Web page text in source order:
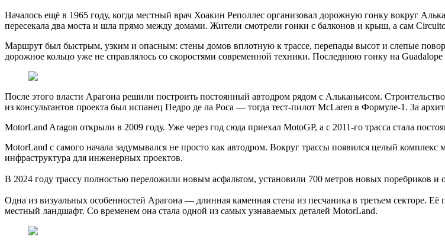
Началось ещё в 1965 году, когда местный врач Хоакин Реполлес организовал дорожную гонку вокруг
пересекала два моста и шла прямо между домами. Жители смотрели гонки с балконов и крыш, а сам
Маршрут был быстрым, узким и опасным: стены домов вплотную к трассе, перепады высот и слепые
дорожное кольцо уже не справлялось со скоростями современной техники. Последнюю гонку на Guadalope
После этого власти Арагона решили построить постоянный автодром рядом с Альканьисом.
из консультантов проекта был испанец Педро де ла Роса — тогда тест-пилот McLaren в Формуле-1. За
MotorLand Aragon открыли в 2009 году. Уже через год сюда приехал MotoGP, а с 2011-го трасса стала
MotorLand с самого начала задумывался не просто как автодром. Вокруг трассы появился целый
инфраструктура для инженерных проектов.
В 2024 году трассу полностью переложили новым асфальтом, установили 700 метров новых поребриков и
Одна из визуальных особенностей Арагона — длинная каменная стена из песчаника в третьем секторе.
местный ландшафт. Со временем она стала одной из самых узнаваемых деталей MotorLand.